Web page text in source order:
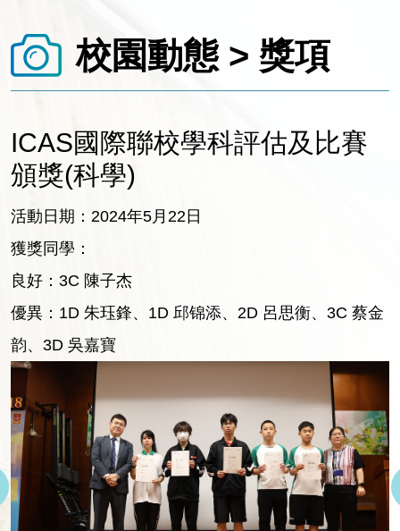
校園動態 > 獎項
ICAS國際聯校學科評估及比賽
頒獎(科學)
活動日期：2024年5月22日
獲獎同學：
良好：3C 陳子杰
優異：1D 朱珏鋒、1D 邱锦添、2D 呂思衡、3C 蔡金
韵、3D 吳嘉寶